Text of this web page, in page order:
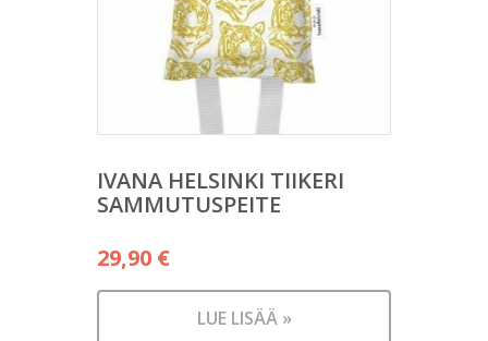
IVANA HELSINKI TIIKERI
SAMMUTUSPEITE
29,90 €
LUE LISÄÄ »